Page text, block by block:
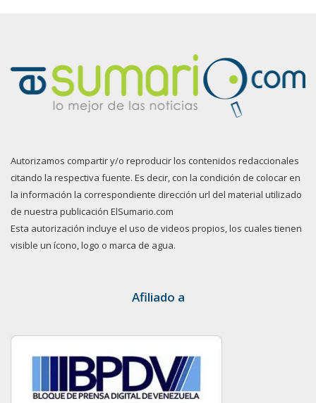
Autorizamos compartir y/o reproducir los contenidos redaccionales
citando la respectiva fuente. Es decir, con la condición de colocar en
la información la correspondiente dirección url del material utilizado
de nuestra publicación ElSumario.com
Esta autorización incluye el uso de videos propios, los cuales tienen
visible un ícono, logo o marca de agua.
Afiliado a